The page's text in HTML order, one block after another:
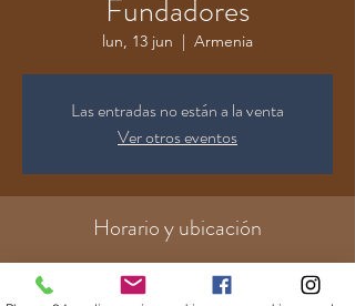
Fundadores
lun, 13 jun
  |
Armenia
Las entradas no están a la venta
Ver otros eventos
Horario y ubicación
13 jun 2022, 17:45 – 19:00
Armenia, Cl. 4 Nte. ##13-58, Armenia,